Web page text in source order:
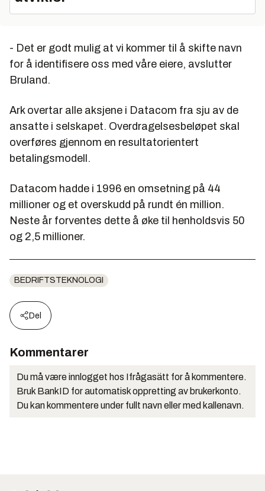
- Det er godt mulig at vi kommer til å skifte navn
for å identifisere oss med våre eiere, avslutter
Bruland.
Ark overtar alle aksjene i Datacom fra sju av de
ansatte i selskapet. Overdragelsesbeløpet skal
overføres gjennom en resultatorientert
betalingsmodell.
Datacom hadde i 1996 en omsetning på 44
millioner og et overskudd på rundt én million.
Neste år forventes dette å øke til henholdsvis 50
og 2,5 millioner.
BEDRIFTSTEKNOLOGI
Del
Kommentarer
Du må være innlogget hos Ifrågasätt for å kommentere.
Bruk BankID for automatisk oppretting av brukerkonto.
Du kan kommentere under fullt navn eller med kallenavn.